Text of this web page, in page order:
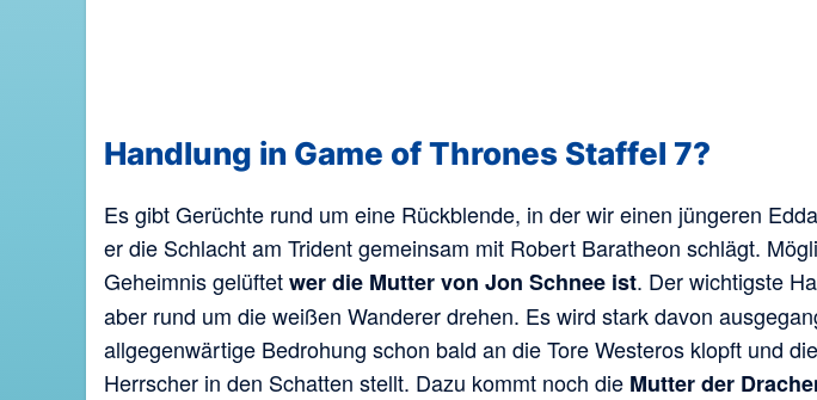
Handlung in Game of Thrones Staffel 7?
Es gibt Gerüchte rund um eine Rückblende, in der wir einen jüngeren
er die Schlacht am Trident gemeinsam mit Robert Baratheon schlägt.
Geheimnis gelüftetwer die Mutter von Jon Schnee ist. Der wichtigste
aber rund um die weißen Wanderer drehen. Es wird stark davon
allgegenwärtige Bedrohung schon bald an die Tore Westeros klopft und
Herrscher in den Schatten stellt. Dazu kommt noch die Mutter der